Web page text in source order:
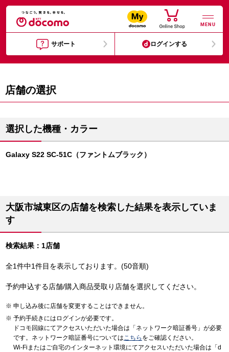
MENU
サポート ログインする
店舗の選択
選択した機種・カラー
Galaxy S22 SC-51C（ファントムブラック）
大阪市城東区の店舗を検索した結果を表示していま
す
検索結果：1店舗
全1件中1件目を表示しております。(50音順)
予約申込する店舗/購入商品受取り店舗を選択してください。
申し込み後に店舗を変更することはできません。
予約手続きにはログインが必要です。
ドコモ回線にてアクセスいただいた場合は「ネットワーク暗証番号」が必要
です。ネットワーク暗証番号についてはこちら をご確認ください。
Wi-Fiまたはご自宅のインターネット環境にてアクセスいただいた場合は「d